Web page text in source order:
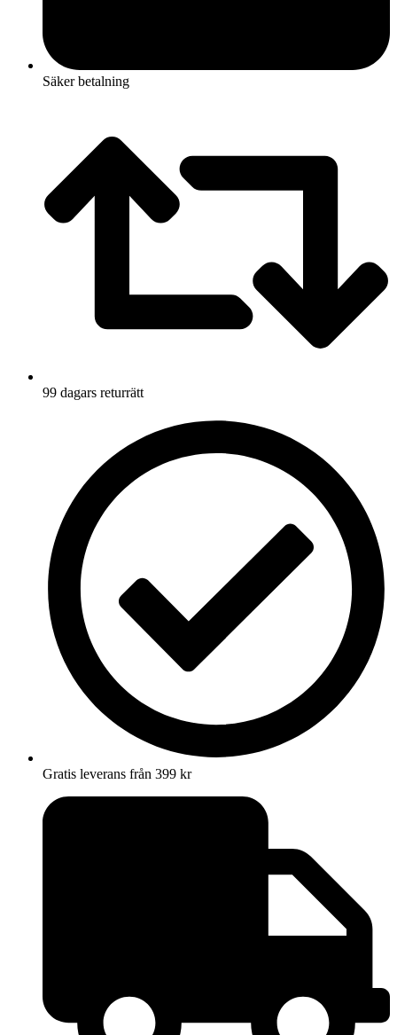
Säker betalning
99 dagars returrätt
Gratis leverans från 399 kr